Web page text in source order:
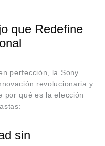
que Redefine
perfección, la Sony
revolucionaria y
por qué es la elección
sin